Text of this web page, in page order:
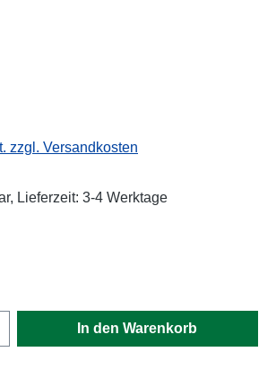
zzgl. Versandkosten
Lieferzeit: 3-4 Werktage
Gib den gewünschten
In den Warenkorb